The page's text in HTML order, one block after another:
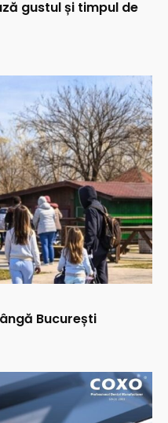
gustul și timpul de
București